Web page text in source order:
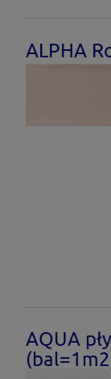
ALPHA
AQUA